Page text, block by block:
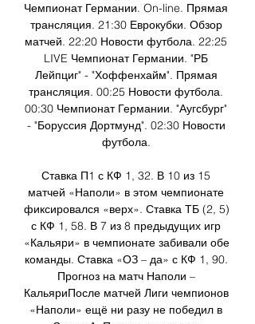
Чемпионат Германии. On-line. Прямая
трансляция. 21:30 Еврокубки. Обзор
матчей. 22:20 Новости футбола. 22:25
LIVE Чемпионат Германии. "РБ
Лейпциг" - "Хоффенхайм". Прямая
трансляция. 00:25 Новости футбола.
00:30 Чемпионат Германии. "Аугсбург"
- "Боруссия Дортмунд". 02:30 Новости
футбола.
Ставка П1 с КФ 1, 32. В 10 из 15
матчей «Наполи» в этом чемпионате
фиксировался «верх». Ставка ТБ (2, 5)
с КФ 1, 58. В 7 из 8 предыдущих игр
«Кальяри» в чемпионате забивали обе
команды. Ставка «ОЗ – да» с КФ 1, 90.
Прогноз на матч Наполи –
КальяриПосле матчей Лиги чемпионов
«Наполи» ещё ни разу не победил в